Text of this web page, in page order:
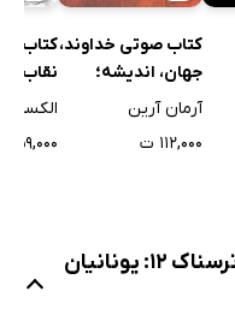
کتاب صوتی خداوند،
جهان، اندیشه؛
دست نوشته‌های
اشوزدنگهه
آرمان آرین
۱۱۲,۰۰۰ ت
کتاب
نقاب
۵۹,۰۰۰ ت
نقد، بررسی و نظرات کتاب تاریخ ترسناک 12: یونانیان